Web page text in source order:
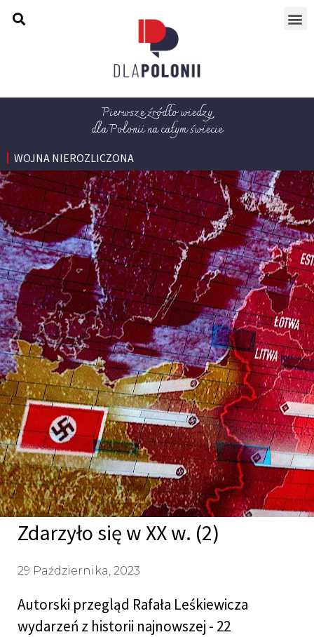
Pierwsze źródło wiedzy
dla Polonii na całym świecie
WOJNA NIEROZLICZONA
Zdarzyło się w XX w. (2)
29 Października, 2023
Autorski przegląd Rafała Leśkiewicza
wydarzeń z historii najnowszej - 22